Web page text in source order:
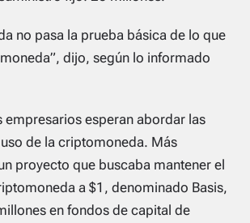
no pasa la prueba básica de lo que
dijo, según lo informado
empresarios esperan abordar las
de la criptomoneda. Más
proyecto que buscaba mantener el
a $1, denominado Basis,
en fondos de capital de